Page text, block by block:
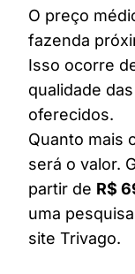
O preço
fazenda
Isso ocorre
qualidade
oferecidos.
Quanto mais
será o valor.
partir de R$
uma
site Trivago.